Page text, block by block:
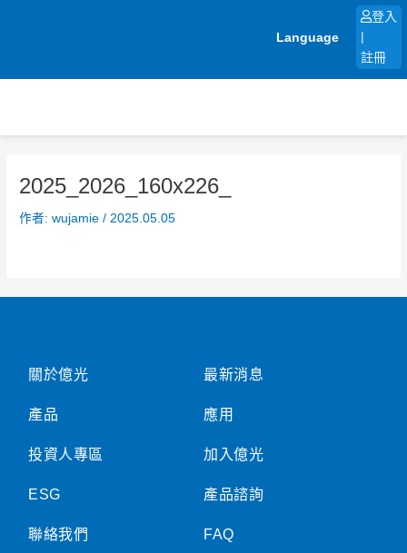
Language
登入
註冊
2025_2026_160x226_
作者:wujamie/ 2025.05.05
關於億光
產品
投資人專區
ESG
聯絡我們
最新消息
應用
加入億光
產品諮詢
FAQ